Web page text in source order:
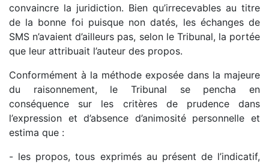
convaincre la juridiction. Bien qu’irrecevables au titre
de la bonne foi puisque non datés, les échanges de
SMS n’avaient d’ailleurs pas, selon le Tribunal, la portée
que leur attribuait l’auteur des propos.
Conformément à la méthode exposée dans la majeure
du raisonnement, le Tribunal se pencha en
conséquence sur les critères de prudence dans
l’expression et d’absence d’animosité personnelle et
estima que :
- les propos, tous exprimés au présent de l’indicatif,